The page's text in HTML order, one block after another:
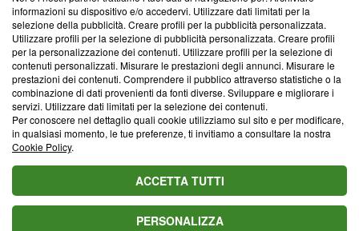
Redazione
Informativa Privacy
Cookie Policy
Blasting SA, IDI CHE-247.845.224, Via Carlo Frasca, 3 - 6900
Lugano (Svizzera) Tel:+39 0690258937
© 2026 Blasting News
informazioni su dispositivo e/o accedervi. Utilizzare dati limitati per la
selezione della pubblicità. Creare profili per la pubblicità personalizzata.
Utilizzare profili per la selezione di pubblicità personalizzata. Creare profili
per la personalizzazione dei contenuti. Utilizzare profili per la selezione di
contenuti personalizzati. Misurare le prestazioni degli annunci. Misurare le
prestazioni dei contenuti. Comprendere il pubblico attraverso statistiche o la
combinazione di dati provenienti da fonti diverse. Sviluppare e migliorare i
servizi. Utilizzare dati limitati per la selezione dei contenuti.
Per conoscere nel dettaglio quali cookie utilizziamo sul sito e per modificare,
in qualsiasi momento, le tue preferenze, ti invitiamo a consultare la nostra
Cookie Policy.
ACCETTA TUTTI
PERSONALIZZA